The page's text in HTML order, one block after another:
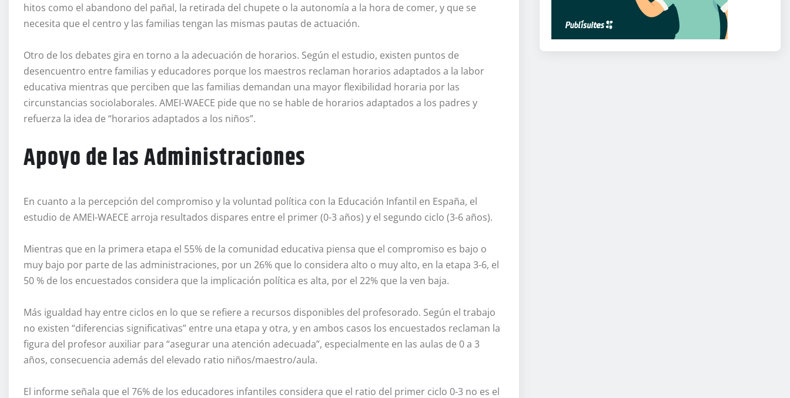
hitos como el abandono del pañal, la retirada del chupete o la autonomía a la hora de comer, y que se
necesita que el centro y las familias tengan las mismas pautas de actuación.
Otro de los debates gira en torno a la adecuación de horarios. Según el estudio, existen puntos de
desencuentro entre familias y educadores porque los maestros reclaman horarios adaptados a la labor
educativa mientras que perciben que las familias demandan una mayor flexibilidad horaria por las
circunstancias sociolaborales. AMEI-WAECE pide que no se hable de horarios adaptados a los padres y
refuerza la idea de “horarios adaptados a los niños”.
Apoyo de las Administraciones
En cuanto a la percepción del compromiso y la voluntad política con la Educación Infantil en España, el
estudio de AMEI-WAECE arroja resultados dispares entre el primer (0-3 años) y el segundo ciclo (3-6 años).
Mientras que en la primera etapa el 55% de la comunidad educativa piensa que el compromiso es bajo o
muy bajo por parte de las administraciones, por un 26% que lo considera alto o muy alto, en la etapa 3-6, el
50 % de los encuestados considera que la implicación política es alta, por el 22% que la ven baja.
Más igualdad hay entre ciclos en lo que se refiere a recursos disponibles del profesorado. Según el trabajo
no existen “diferencias significativas” entre una etapa y otra, y en ambos casos los encuestados reclaman la
figura del profesor auxiliar para “asegurar una atención adecuada”, especialmente en las aulas de 0 a 3
años, consecuencia además del elevado ratio niños/maestro/aula.
El informe señala que el 76% de los educadores infantiles considera que el ratio del primer ciclo 0-3 no es el